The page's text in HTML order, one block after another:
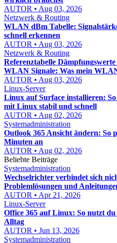
AUTOR • Aug 03, 2026
Netzwerk & Routing
WLAN dBm Tabelle:
schnell erkennen
AUTOR • Aug 03, 2026
Netzwerk & Routing
Referenztabelle
WLAN Signale: Was mein
AUTOR • Aug 03, 2026
Linux-Server
Linux auf Surface installieren:
mit Linux stabil und schnell
AUTOR • Aug 02, 2026
Systemadministration
Outlook 365 Ansicht ändern: So
Minuten an
AUTOR • Aug 02, 2026
Beliebte Beiträge
Systemadministration
Wechselrichter verbindet sich
Problemlösungen und
AUTOR • Apr 21, 2026
Linux-Server
Office 365 auf Linux: So nutzt
Alltag
AUTOR • Jun 13, 2026
Systemadministration